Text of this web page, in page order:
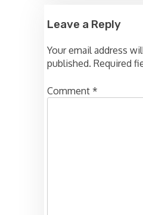
Leave a Reply
Your email address
published. Required
Comment *